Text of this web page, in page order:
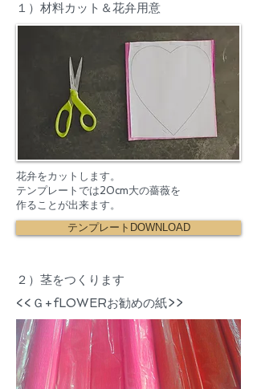
１）材料カット＆花弁用意
花弁をカットします。
テンプレートでは20cm大の薔薇を
作ることが出来ます。
テンプレートDOWNLOAD
２）茎をつくります
<<Ｇ+fLOWERお勧めの紙>>